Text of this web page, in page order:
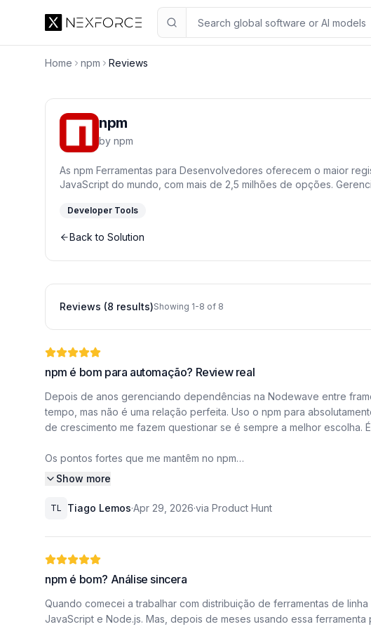
Home npm Reviews
npm
by npm
As npm Ferramentas para Desenvolvedores oferecem o maior
JavaScript do mundo, com mais de 2,5 milhões de opções.
vulnerabilidades de segurança para acelerar seus ciclos de
construção de aplicações modernas com Node.js.
Developer Tools
Back to Solution
Reviews (8 results)Showing 1-8 of 8
npm é bom para automação? Review real
Depois de anos gerenciando dependências na Nodewave entre
tempo, mas não é uma relação perfeita. Uso o npm para
de crescimento me fazem questionar se é sempre a melhor
Os pontos fortes que me mantêm no npm
coisa que quero é um gerenciador que resolva dependências de
npm impõe é um trunfo enorme: qualquer novo desenvolvedor que
consistência, o npm é um porto seguro.
Onde o npm ainda deixa a desejar
Show more
TL Tiago Lemos·Apr 29, 2026·via Product Hunt
npm é bom? Análise sincera
Quando comecei a trabalhar com distribuição de ferramentas de
JavaScript e Node.js. Mas, depois de meses usando essa